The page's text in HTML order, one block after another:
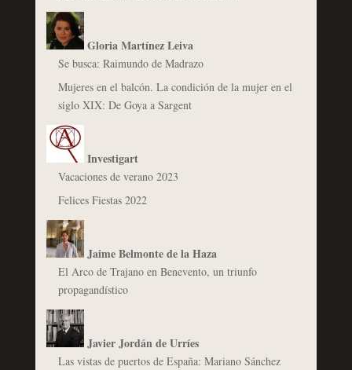
Gloria Martínez Leiva
Se busca: Raimundo de Madrazo
Mujeres en el balcón. La condición de la mujer en el
siglo XIX: De Goya a Sargent
Investigart
Vacaciones de verano 2023
Felices Fiestas 2022
Jaime Belmonte de la Haza
El Arco de Trajano en Benevento, un triunfo
propagandístico
Javier Jordán de Urríes
Las vistas de puertos de España: Mariano Sánchez